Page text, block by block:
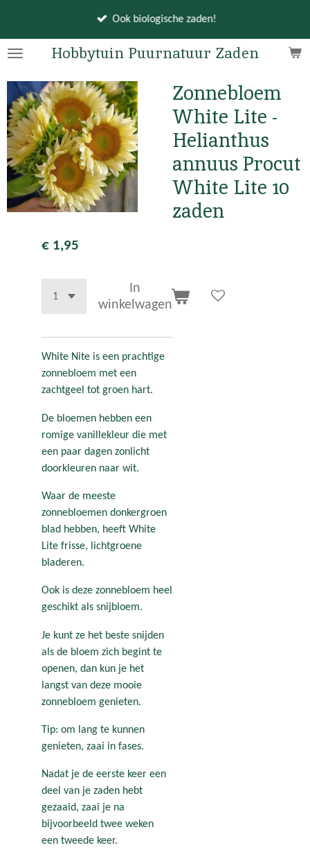
naar
hoofdinhoud
Hobbytuin Puurnatuur Zaden
Ook biologische zaden!
Zonnebloem
White Lite -
Helianthus
annuus Procut
White Lite 10
zaden
€ 1,95
In
winkelwagen
White Nite is een prachtige
zonnebloem met een
zachtgeel tot groen hart.
De bloemen hebben een
romige vanillekleur die met
een paar dagen zonlicht
doorkleuren naar wit.
Waar de meeste
zonnebloemen donkergroen
blad hebben, heeft White
Lite frisse, lichtgroene
bladeren.
Ook is deze zonnebloem heel
geschikt als snijbloem.
Je kunt ze het beste snijden
als de bloem zich begint te
openen, dan kun je het
langst van deze mooie
zonnebloem genieten.
Tip: om lang te kunnen
genieten, zaai in fases.
Nadat je de eerste keer een
deel van je zaden hebt
gezaaid, zaai je na
bijvoorbeeld twee weken
een tweede keer.